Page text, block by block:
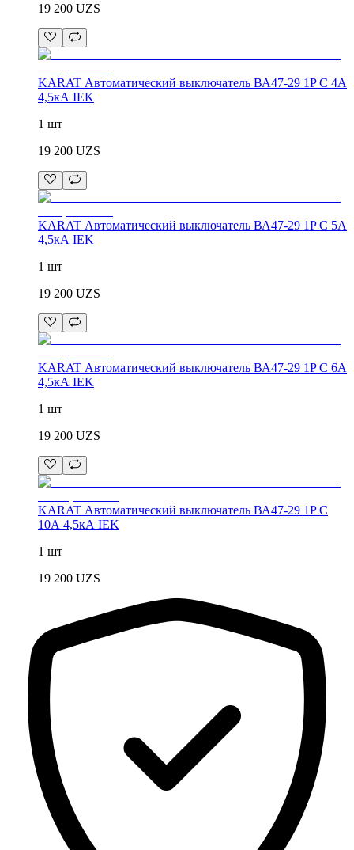
19 200 UZS
KARAT Автоматический выключатель ВА47-29 1P C 4А
4,5кА IEK
1 шт
19 200 UZS
KARAT Автоматический выключатель ВА47-29 1P C 5А
4,5кА IEK
1 шт
19 200 UZS
KARAT Автоматический выключатель ВА47-29 1P C 6А
4,5кА IEK
1 шт
19 200 UZS
KARAT Автоматический выключатель ВА47-29 1P C
10А 4,5кА IEK
1 шт
19 200 UZS